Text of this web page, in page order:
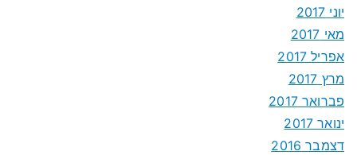
יוני 2017
מאי 2017
אפריל 2017
מרץ 2017
פברואר 2017
ינואר 2017
דצמבר 2016